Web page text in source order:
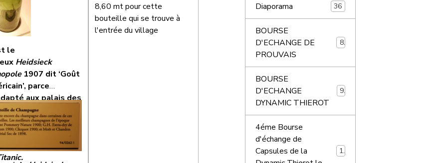
le
Heidsieck
1907 dit ‘Goût
parce
aux palais des
d’outre-
amateurs de
qui avait été
à bord
8,60 mt pour cette
bouteille qui se trouve à
l'entrée du village
Diaporama 36
BOURSE
D'ECHANGE DE
PROUVAIS
8
BOURSE
D'ECHANGE
DYNAMIC THIEROT
9
4éme Bourse
d'échange de
Capsules de la
10